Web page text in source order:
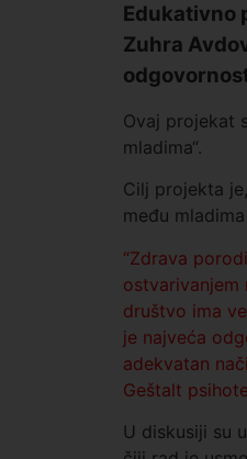
Edukativno
Zuhra
Ovaj projekat
mladima“.
Cilj projekta
među
“Zdrava
ostvarivanjem
društvo ima
je najveća
adekvatan
Geštalt
U diskusiji su